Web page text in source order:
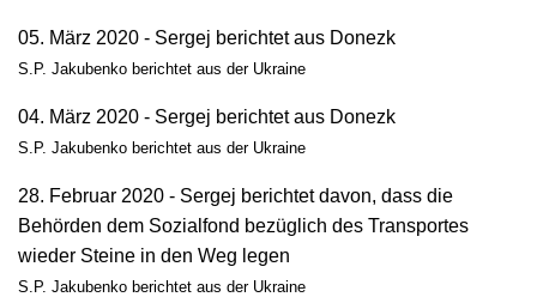
05. März 2020 - Sergej berichtet aus Donezk
S.P. Jakubenko berichtet aus der Ukraine
04. März 2020 - Sergej berichtet aus Donezk
S.P. Jakubenko berichtet aus der Ukraine
28. Februar 2020 - Sergej berichtet davon, dass die
Behörden dem Sozialfond bezüglich des Transportes
wieder Steine in den Weg legen
S.P. Jakubenko berichtet aus der Ukraine